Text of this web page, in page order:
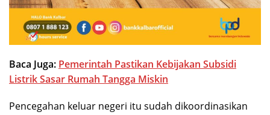
Baca Juga: Pemerintah Pastikan Kebijakan Subsidi
Listrik Sasar Rumah Tangga Miskin
Pencegahan keluar negeri itu sudah dikoordinasikan